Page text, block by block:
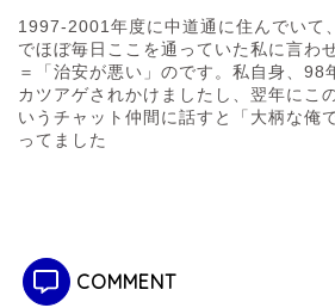
1997-2001年度に中道通に住んでいて
でほぼ毎日ここを通っていた私に言わ
＝「治安が悪い」のです。私自身、98
カツアゲされかけましたし、翌年にこ
いうチャット仲間に話すと「大柄な俺
ってました
COMMENT